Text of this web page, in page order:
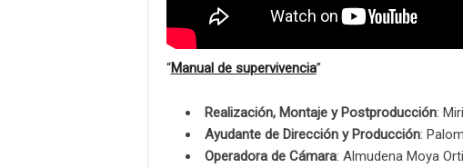
“Manual de supervivencia”
Realización, Montaje y Postproducción:
Ayudante de Dirección y Producción:
Operadora de Cámara: Almudena Moya